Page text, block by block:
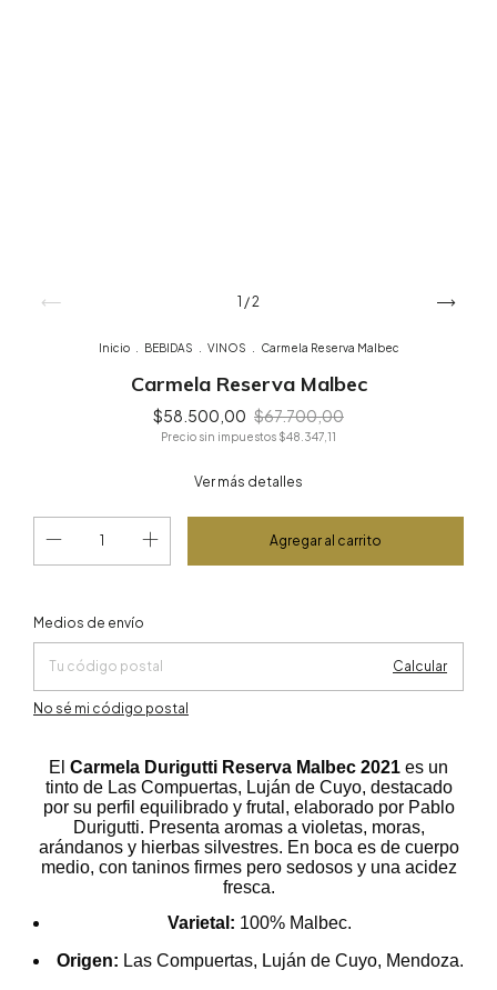
1 /2
Inicio BEBIDAS VINOS Carmela Reserva Malbec
Carmela Reserva Malbec
$58.500,00 $67.700,00
Precio sin impuestos $48.347,11
Ver más detalles
Entregas para el CP:
Medios de envío
Calcular
No sé mi código postal
El Carmela Durigutti Reserva Malbec 2021 es un
tinto de Las Compuertas, Luján de Cuyo, destacado
por su perfil equilibrado y frutal, elaborado por Pablo
Durigutti. Presenta aromas a violetas, moras,
arándanos y hierbas silvestres. En boca es de cuerpo
medio, con taninos firmes pero sedosos y una acidez
fresca.
Varietal: 100% Malbec.
Origen: Las Compuertas, Luján de Cuyo, Mendoza.